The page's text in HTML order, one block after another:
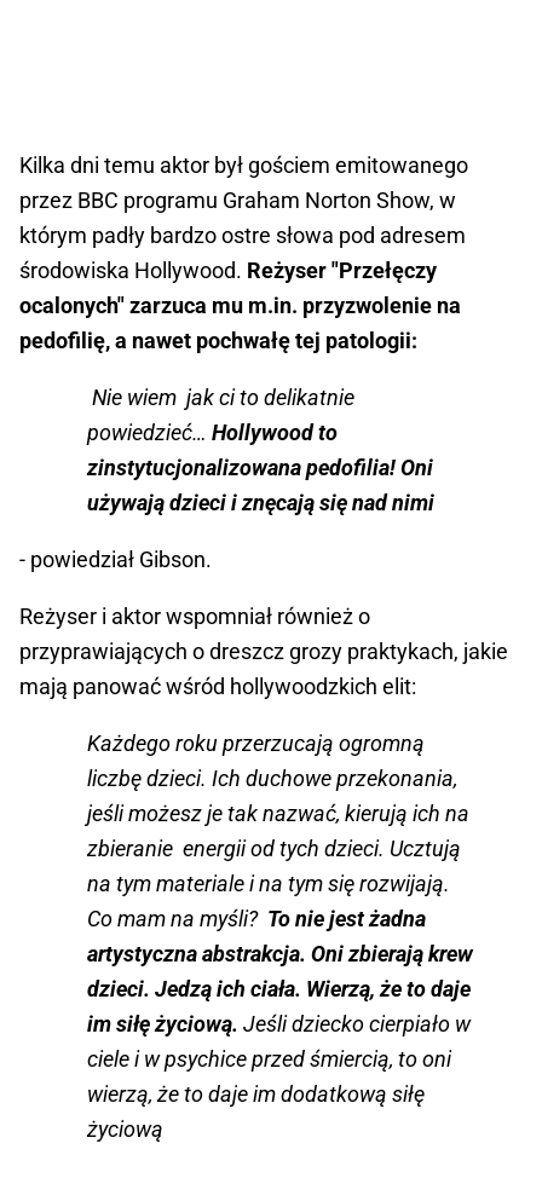
Kilka dni temu aktor był gościem emitowanego
przez BBC programu Graham Norton Show, w
którym padły bardzo ostre słowa pod adresem
środowiska Hollywood. Reżyser "Przełęczy
ocalonych" zarzuca mu m.in. przyzwolenie na
pedofilię, a nawet pochwałę tej patologii:
Nie wiem jak ci to delikatnie
powiedzieć… Hollywood to
zinstytucjonalizowana pedofilia! Oni
używają dzieci i znęcają się nad nimi
- powiedział Gibson.
Reżyser i aktor wspomniał również o
przyprawiających o dreszcz grozy praktykach, jakie
mają panować wśród hollywoodzkich elit:
Każdego roku przerzucają ogromną
liczbę dzieci. Ich duchowe przekonania,
jeśli możesz je tak nazwać, kierują ich na
zbieranie energii od tych dzieci. Ucztują
na tym materiale i na tym się rozwijają.
Co mam na myśli? To nie jest żadna
artystyczna abstrakcja. Oni zbierają krew
dzieci. Jedzą ich ciała. Wierzą, że to daje
im siłę życiową. Jeśli dziecko cierpiało w
ciele i w psychice przed śmiercią, to oni
wierzą, że to daje im dodatkową siłę
życiową